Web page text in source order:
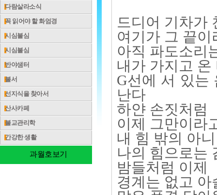
다람살라소식
꼭 읽어야 할 화엄경
시심불심
시심불심
반야샘터
불서
선지식을 찾아서
산사카페
불교관리학
간강한 생활
과월호보기
드디어 기차가
여기가 그 끝이
아직 파도소리
내가 가지고
G선에 서 있는
난다
하얀 손짓처럼
이제 그만이라
내 힘 밖의 아니
나의 힘으로는
밤들처럼 이제
경계는 없고